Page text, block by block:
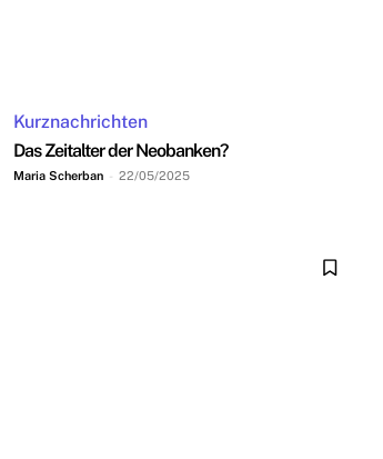
Kurznachrichten
Das Zeitalter der Neobanken?
Maria Scherban - 22/05/2025